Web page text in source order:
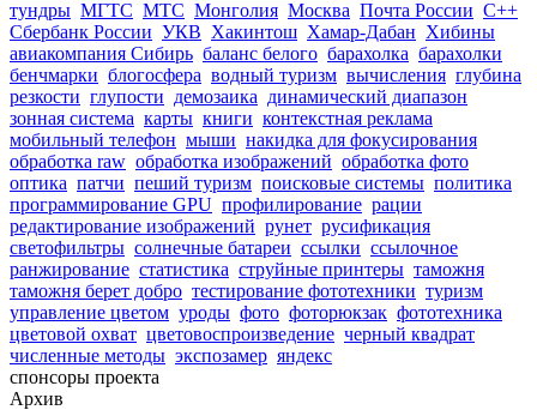
тундры МГТС МТС Монголия Москва Почта России С++
Сбербанк России УКВ Хакинтош Хамар-Дабан Хибины
авиакомпания Сибирь баланс белого барахолка барахолки
бенчмарки блогосфера водный туризм вычисления глубина
резкости глупости демозаика динамический диапазон
зонная система карты книги контекстная реклама
мобильный телефон мыши накидка для фокусирования
обработка raw обработка изображений обработка фото
оптика патчи пеший туризм поисковые системы политика
программирование GPU профилирование рации
редактирование изображений рунет русификация
светофильтры солнечные батареи ссылки ссылочное
ранжирование статистика струйные принтеры таможня
таможня берет добро тестирование фототехники туризм
управление цветом уроды фото фоторюкзак фототехника
цветовой охват цветовоспроизведение черный квадрат
численные методы экспозамер яндекс
спонсоры проекта
Архив